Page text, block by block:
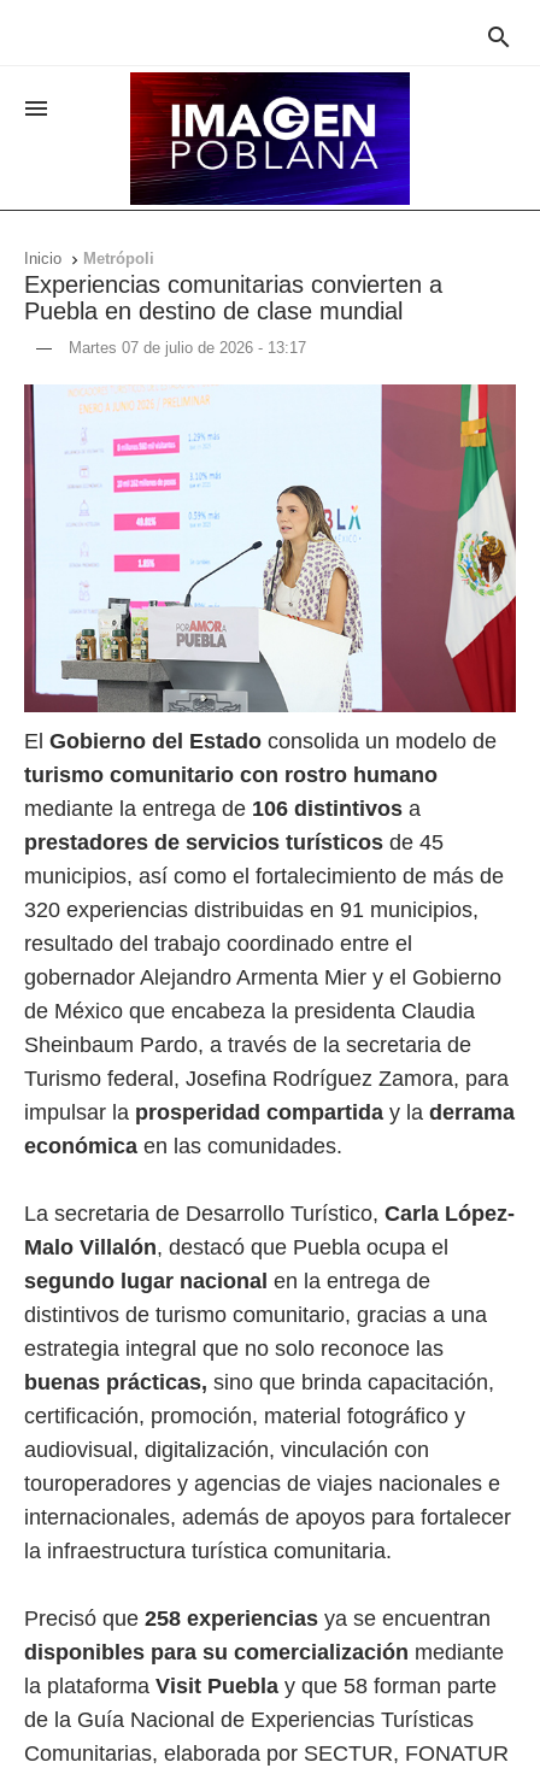


Inicio  Metrópoli
Experiencias comunitarias convierten a
Puebla en destino de clase mundial
— Martes 07 de julio de 2026 - 13:17
El Gobierno del Estado consolida un modelo de
turismo comunitario con rostro humano
mediante la entrega de 106 distintivos a
prestadores de servicios turísticos de 45
municipios, así como el fortalecimiento de más de
320 experiencias distribuidas en 91 municipios,
resultado del trabajo coordinado entre el
gobernador Alejandro Armenta Mier y el Gobierno
de México que encabeza la presidenta Claudia
Sheinbaum Pardo, a través de la secretaria de
Turismo federal, Josefina Rodríguez Zamora, para
impulsar la prosperidad compartida y la derrama
económica en las comunidades.
La secretaria de Desarrollo Turístico, Carla López-
Malo Villalón, destacó que Puebla ocupa el
segundo lugar nacional en la entrega de
distintivos de turismo comunitario, gracias a una
estrategia integral que no solo reconoce las
buenas prácticas, sino que brinda capacitación,
certificación, promoción, material fotográfico y
audiovisual, digitalización, vinculación con
touroperadores y agencias de viajes nacionales e
internacionales, además de apoyos para fortalecer
la infraestructura turística comunitaria.
Precisó que 258 experiencias ya se encuentran
disponibles para su comercialización mediante
la plataforma Visit Puebla y que 58 forman parte
de la Guía Nacional de Experiencias Turísticas
Comunitarias, elaborada por SECTUR, FONATUR